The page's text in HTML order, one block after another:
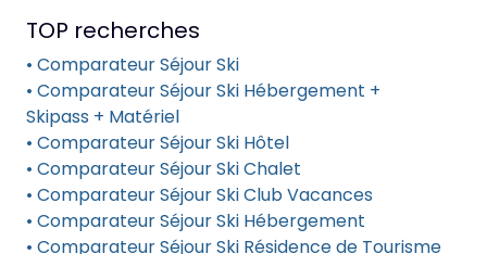
TOP recherches
• Comparateur Séjour Ski
• Comparateur Séjour Ski Hébergement +
Skipass + Matériel
• Comparateur Séjour Ski Hôtel
• Comparateur Séjour Ski Chalet
• Comparateur Séjour Ski Club Vacances
• Comparateur Séjour Ski Hébergement
• Comparateur Séjour Ski Résidence de Tourisme